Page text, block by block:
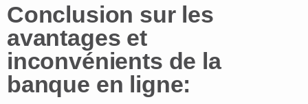
Conclusion sur les
avantages et
inconvénients de la
banque en ligne: